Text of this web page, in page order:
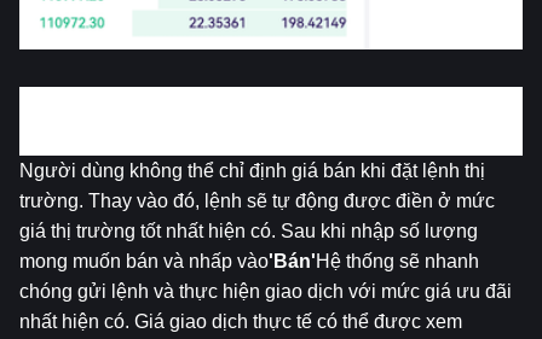
Người dùng không thể chỉ định giá bán khi đặt lệnh thị
trường. Thay vào đó, lệnh sẽ tự động được điền ở mức
giá thị trường tốt nhất hiện có. Sau khi nhập số lượng
mong muốn bán và nhấp vào'Bán'Hệ thống sẽ nhanh
chóng gửi lệnh và thực hiện giao dịch với mức giá ưu đãi
nhất hiện có. Giá giao dịch thực tế có thể được xem